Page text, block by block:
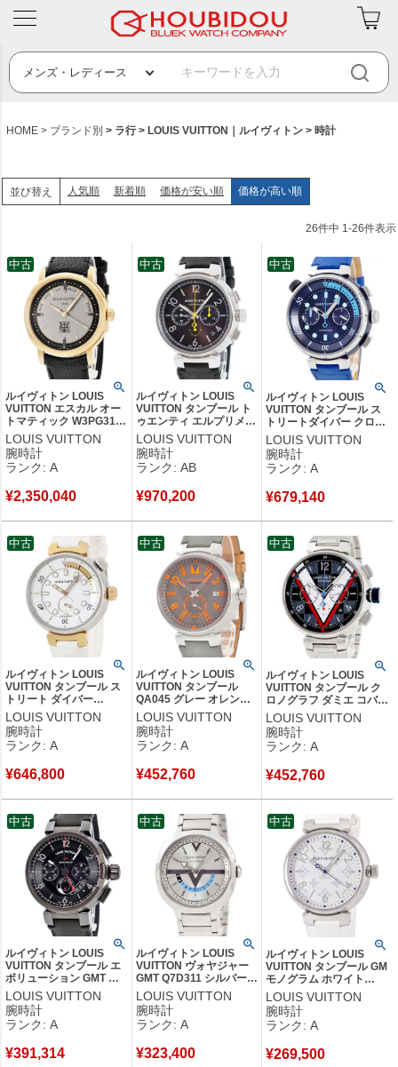
HOME ブランド別 ラ行 LOUIS VUITTON｜ルイヴィトン 時計
並び替え 人気順 新着順 価格が安い順 価格が高い順
26件中 1-26件表示
ルイヴィトン LOUIS
VUITTON エスカル オー
トマティック W3PG31
K18PG無垢 グレー
LFT023.02 限定 メンズ
腕時計自動巻き グレー
【中古】中古美品
LOUIS VUITTON
腕時計
ランク: A
¥2,350,040
中古
ルイヴィトン LOUIS
VUITTON タンブール ト
ゥエンティ エルプリメロ
クロノグラフ QA1740 ブ
ラウン 限定 メンズ 腕時
計自動巻き ブラウン
【中古】中古品
LOUIS VUITTON
腕時計
ランク: AB
¥970,200
中古
ルイヴィトン LOUIS
VUITTON タンブール ス
トリートダイバー クロノ
グラフ スカイラインブル
ー QA168Z 紺 青 メンズ
腕時計自動巻き ネイビー
【中古】中古美品
LOUIS VUITTON
腕時計
ランク: A
¥679,140
中古
ルイヴィトン LOUIS
VUITTON タンブール ス
トリート ダイバー
QA166 K18PG×SS コン
ビ ホワイト メンズ 腕時
計クオーツ ホワイト
【中古】中古美品
LOUIS VUITTON
腕時計
ランク: A
¥646,800
中古
ルイヴィトン LOUIS
VUITTON タンブール
QA045 グレー オレンジ
デイト スモールセコンド
アラビア バー メンズ 腕
時計自動巻き グレー
【中古】中古美品
LOUIS VUITTON
腕時計
ランク: A
¥452,760
中古
ルイヴィトン LOUIS
VUITTON タンブール ク
ロノグラフ ダミエ コバル
トV QA076Z デイト スモ
ールセコンド メンズ 腕時
計自動巻き ネイビー 【中
古】中古美品
LOUIS VUITTON
腕時計
ランク: A
¥452,760
中古
ルイヴィトン LOUIS
VUITTON タンブール エ
ボリューション GMT ク
ロノグラフ Q10580 ブラ
ック 黒 PVD デイト メン
ズ 腕時計自動巻き ブラ
ック 【中古】中古美品
LOUIS VUITTON
腕時計
ランク: A
¥391,314
中古
ルイヴィトン LOUIS
VUITTON ヴォヤジャー
GMT Q7D311 シルバー
サンレイ 水色 バー シー
スルーバック メンズ 腕
時計自動巻き シルバー
【中古】中古美品
LOUIS VUITTON
腕時計
ランク: A
¥323,400
中古
ルイヴィトン LOUIS
VUITTON タンブール GM
モノグラム ホワイト
QA114Z アラビア バー ラ
ウンド メンズ 腕時計クオ
ーツ ホワイト 【中古】中
古美品
LOUIS VUITTON
腕時計
ランク: A
¥269,500
中古